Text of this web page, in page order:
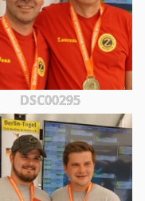
DSC00295